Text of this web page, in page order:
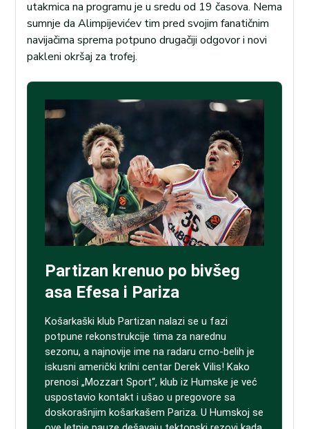
utakmica na programu je u sredu od 19 časova. Nema
sumnje da Alimpijevićev tim pred svojim fanatičnim
navijačima sprema potpuno drugačiji odgovor i novi
pakleni okršaj za trofej.